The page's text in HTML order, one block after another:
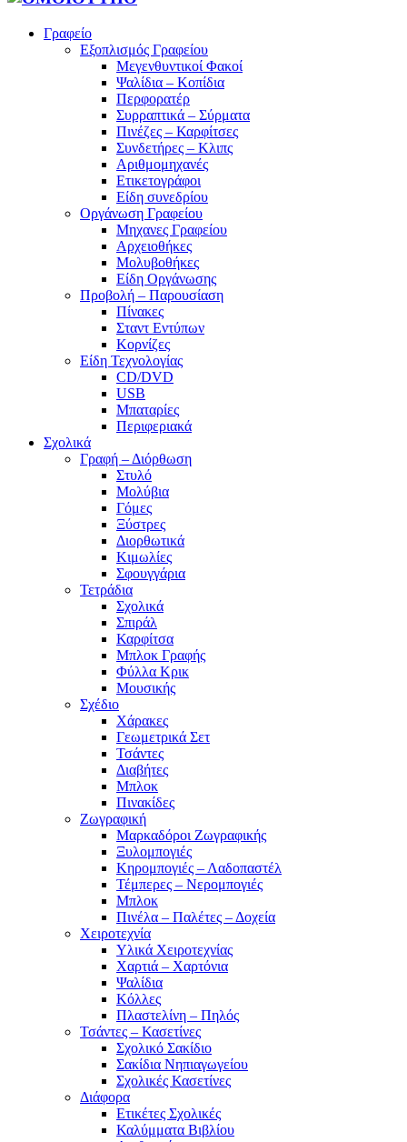
Γραφείο
Εξοπλισμός Γραφείου
Μεγενθυντικοί Φακοί
Ψαλίδια – Κοπίδια
Περφορατέρ
Συρραπτικά – Σύρματα
Πινέζες – Καρφίτσες
Συνδετήρες – Κλιπς
Αριθμομηχανές
Ετικετογράφοι
Είδη συνεδρίου
Οργάνωση Γραφείου
Μηχανες Γραφείου
Αρχειοθήκες
Μολυβοθήκες
Είδη Οργάνωσης
Προβολή – Παρουσίαση
Πίνακες
Σταντ Εντύπων
Κορνίζες
Είδη Τεχνολογίας
CD/DVD
USB
Μπαταρίες
Περιφεριακά
Σχολικά
Γραφή – Διόρθωση
Στυλό
Μολύβια
Γόμες
Ξύστρες
Διορθωτικά
Κιμωλίες
Σφουγγάρια
Τετράδια
Σχολικά
Σπιράλ
Καρφίτσα
Μπλοκ Γραφής
Φύλλα Κρικ
Μουσικής
Σχέδιο
Χάρακες
Γεωμετρικά Σετ
Τσάντες
Διαβήτες
Μπλοκ
Πινακίδες
Ζωγραφική
Μαρκαδόροι Ζωγραφικής
Ξυλομπογιές
Κηρομπογιές – Λαδοπαστέλ
Τέμπερες – Νερομπογιές
Μπλοκ
Πινέλα – Παλέτες – Δοχεία
Χειροτεχνία
Υλικά Χειροτεχνίας
Χαρτιά – Χαρτόνια
Ψαλίδια
Κόλλες
Πλαστελίνη – Πηλός
Τσάντες – Κασετίνες
Σχολικό Σακίδιο
Σακίδια Νηπιαγωγείου
Σχολικές Κασετίνες
Διάφορα
Ετικέτες Σχολικές
Καλύμματα Βιβλίου